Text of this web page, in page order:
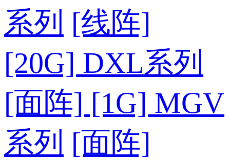
系列 [线阵]
[20G] DXL系列
[面阵] [1G] MGV
系列 [面阵]